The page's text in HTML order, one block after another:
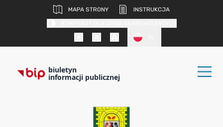
MAPA STRONY
INSTRUKCJA
biuletyn
informacji publicznej